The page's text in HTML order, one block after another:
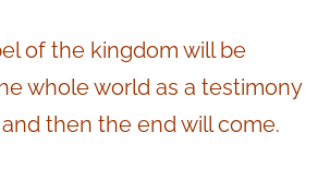
of the kingdom will be
whole world as a testimony
then the end will come.